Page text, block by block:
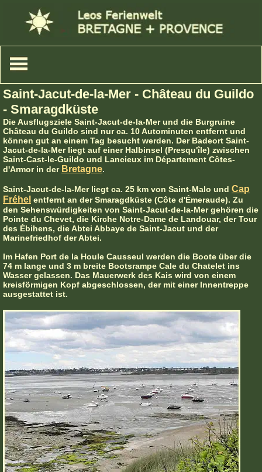
Saint-Jacut-de-la-Mer - Château du Guildo
- Smaragdküste
Die Ausflugsziele Saint-Jacut-de-la-Mer und die Burgruine
Château du Guildo sind nur ca. 10 Autominuten entfernt und
können gut an einem Tag besucht werden. Der Badeort Saint-
Jacut-de-la-Mer liegt auf einer Halbinsel (Presqu'île) zwischen
Saint-Cast-le-Guildo und Lancieux im Département Côtes-
d'Armor in der Bretagne.
Saint-Jacut-de-la-Mer liegt ca. 25 km von Saint-Malo und Cap
Fréhel entfernt an der Smaragdküste (Côte d'Émeraude). Zu
den Sehenswürdigkeiten von Saint-Jacut-de-la-Mer gehören die
Pointe du Chevet, die Kirche Notre-Dame de Landouar, der Tour
des Ébihens, die Abtei Abbaye de Saint-Jacut und der
Marinefriedhof der Abtei.
Im Hafen Port de la Houle Causseul werden die Boote über die
74 m lange und 3 m breite Bootsrampe Cale du Chatelet ins
Wasser gelassen. Das Mauerwerk des Kais wird von einem
kreisförmigen Kopf abgeschlossen, der mit einer Innentreppe
ausgestattet ist.